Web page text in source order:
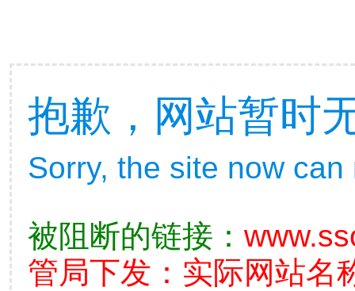
抱歉，网站暂时
Sorry, the site now
被阻断的链接：
管局下发：实际网站名